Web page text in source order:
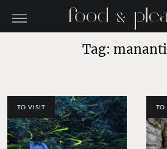
Tag:
TO VISIT TO